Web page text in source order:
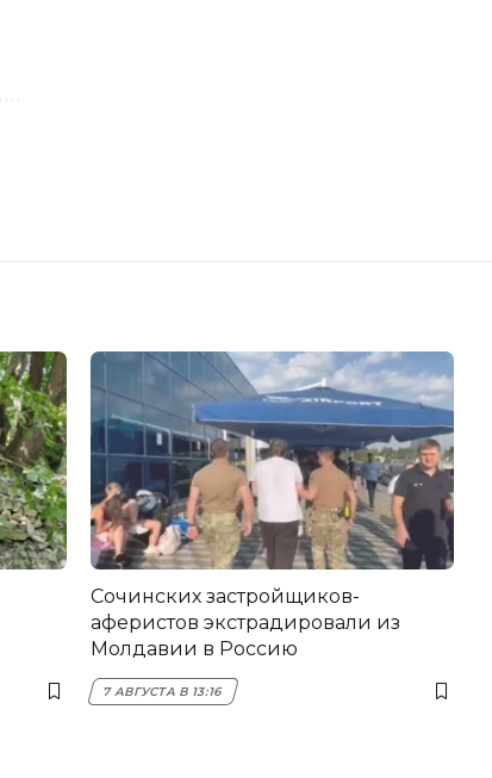
Сочинских застройщиков-
аферистов экстрадировали из
Молдавии в Россию
7 АВГУСТА В 13:16